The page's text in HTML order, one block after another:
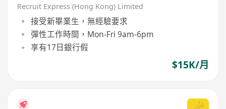
Recruit Express (Hong Kong) Limited
接受新畢業生，無經驗要求
彈性工作時間，Mon-Fri 9am-6pm
享有17日銀行假
$15K/月